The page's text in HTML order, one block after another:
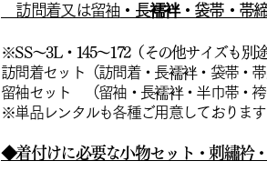
訪問着又は留袖・長襦袢・袋帯・帯
※SS～3L・145～172（その他サイズも別途
訪問着セット（訪問着・長襦袢・袋帯・
留袖セット （留袖・長襦袢・半巾帯・
※単品レンタルも各種ご用意しており
◆着付けに必要な小物セット・刺繡衿